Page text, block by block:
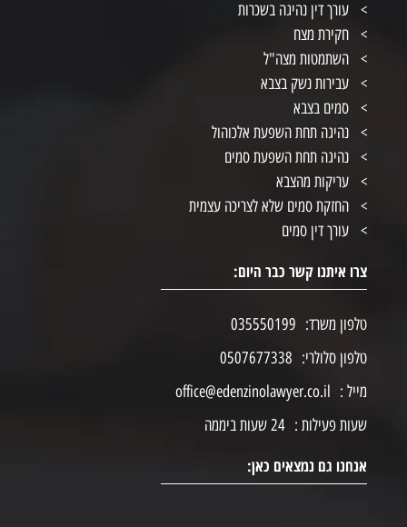
עורך דין נהיגה בשכרות
חקירת מצח
השתמטות מצה"ל
עבירות נשק בצבא
סמים בצבא
נהיגה תחת השפעת אלכוהול
נהיגה תחת השפעת סמים
עריקות מהצבא
החזקת סמים שלא לצריכה עצמית
עורך דין סמים
צרו איתנו קשר כבר היום:
טלפון משרד: 035550199
טלפון סלולרי: 0507677338
מייל : office@edenzinolawyer.co.il
שעות פעילות : 24 שעות ביממה
אנחנו גם נמצאים כאן: